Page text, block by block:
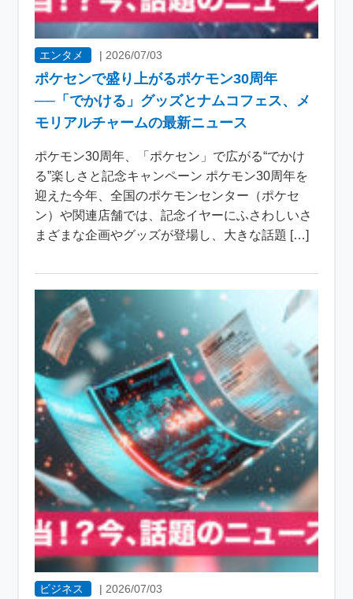
エンタメ | 2026/07/03
ポケセンで盛り上がるポケモン30周年
──「でかける」グッズとナムコフェス、メ
モリアルチャームの最新ニュース
ポケモン30周年、「ポケセン」で広がる“でかけ
る”楽しさと記念キャンペーン ポケモン30周年を
迎えた今年、全国のポケモンセンター（ポケセ
ン）や関連店舗では、記念イヤーにふさわしいさ
まざまな企画やグッズが登場し、大きな話題 […]
ビジネス | 2026/07/03